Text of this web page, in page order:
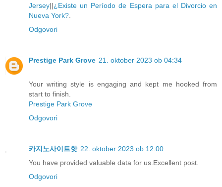
Jersey||¿Existe un Período de Espera para el Divorcio en
Nueva York?
Odgovori
Prestige Park Grove 21. oktober 2023 ob 04:34
Your writing style is engaging and kept me hooked from
start to finish.
Prestige Park Grove
Odgovori
카지노사이트핫 22. oktober 2023 ob 12:00
You have provided valuable data for us.Excellent post.
Odgovori